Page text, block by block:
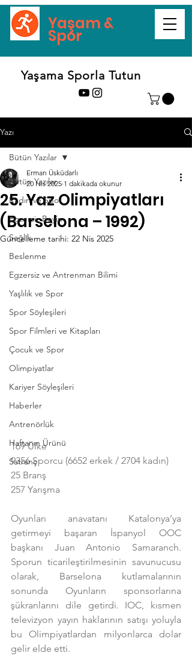
Yaşam &
Spor
Yaşama Sporla Tutun
Yazı
Bütün Yazılar
Kadın ve Spor
Egzersiz Beyin
Sağlık
Beslenme
Egzersiz ve Antrenman Bilimi
Yaşlılık ve Spor
Spor Söyleşileri
Spor Filmleri ve Kitapları
Çocuk ve Spor
Olimpiyatlar
Kariyer Söyleşileri
Haberler
Antrenörlük
Haftanın Ürünü
Satranç
Bütün Yazılar
25. Yaz Olimpiyatları
(Barselona – 1992)
Erman Üsküdarlı
20 Nis 2025 1 dakikada okunur
Güncelleme tarihi: 22 Nis 2025
169 Ülke
9356 Sporcu (6652 erkek / 2704 kadın)
25 Branş
257 Yarışma
Oyunları anavatanı Katalonya’ya
getirmeyi başaran İspanyol OOC
başkanı Juan Antonio Samaranch.
Sporun ticarileştirilmesinin savunucusu
olarak, Barselona kutlamalarının
sonunda Oyunların sponsorlarına
şükranlarını dile getirdi. IOC, kısmen
televizyon yayın haklarının satışı yoluyla
bu Olimpiyatlardan milyonlarca dolar
gelir elde etti.